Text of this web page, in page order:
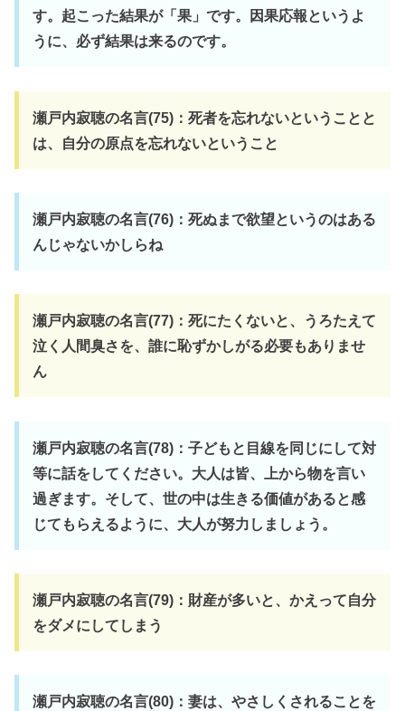
す。起こった結果が「果」です。因果応報というよ
うに、必ず結果は来るのです。
瀬戸内寂聴の名言(75)：死者を忘れないということと
は、自分の原点を忘れないということ
瀬戸内寂聴の名言(76)：死ぬまで欲望というのはある
んじゃないかしらね
瀬戸内寂聴の名言(77)：死にたくないと、うろたえて
泣く人間臭さを、誰に恥ずかしがる必要もありませ
ん
瀬戸内寂聴の名言(78)：子どもと目線を同じにして対
等に話をしてください。大人は皆、上から物を言い
過ぎます。そして、世の中は生きる価値があると感
じてもらえるように、大人が努力しましょう。
瀬戸内寂聴の名言(79)：財産が多いと、かえって自分
をダメにしてしまう
瀬戸内寂聴の名言(80)：妻は、やさしくされることを